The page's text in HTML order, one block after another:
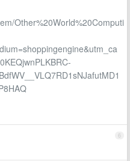
Other%20World%20Computi
6